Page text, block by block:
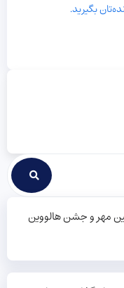
بگیرید.
مهر و جشن هالووین